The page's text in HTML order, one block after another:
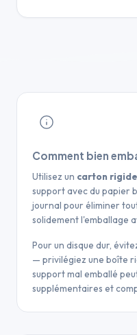
Comment bien
Utilisez un carton rigide
support avec du papier
journal pour éliminer
solidement l'emballage
Pour un disque dur,
— privilégiez une boîte
support mal emballé
supplémentaires et